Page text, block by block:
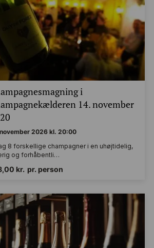
i
14. november
2026 kl. 20:00
8 forskellige champagner i en uhøjtidelig,
og forhåbentli…
kr. pr. person